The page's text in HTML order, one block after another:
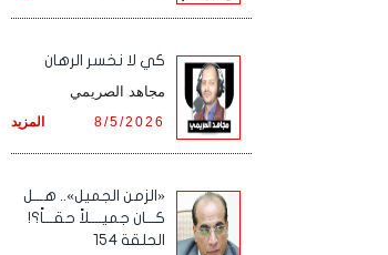
كي لا نخسر الرهان
مجاهد الصريمي
المزيد 8/5/2026
«الزمن الجميل».. هـــل
كـــان جميــــلاً حقـــاً؟!
الحلقة 154